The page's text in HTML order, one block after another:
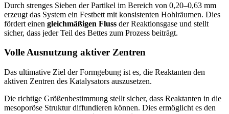
Durch strenges Sieben der Partikel im Bereich von 0,20–0,63 mm
erzeugt das System ein Festbett mit konsistenten Hohlräumen. Dies
fördert einen gleichmäßigen Fluss der Reaktionsgase und stellt
sicher, dass jeder Teil des Bettes zum Prozess beiträgt.
Volle Ausnutzung aktiver Zentren
Das ultimative Ziel der Formgebung ist es, die Reaktanten den
aktiven Zentren des Katalysators auszusetzen.
Die richtige Größenbestimmung stellt sicher, dass Reaktanten in die
mesoporöse Struktur diffundieren können. Dies ermöglicht es den